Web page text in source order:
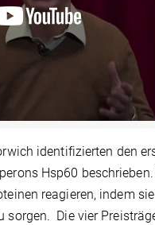
identifizierten den
Hsp60
reagieren, indem
sorgen. Die vier